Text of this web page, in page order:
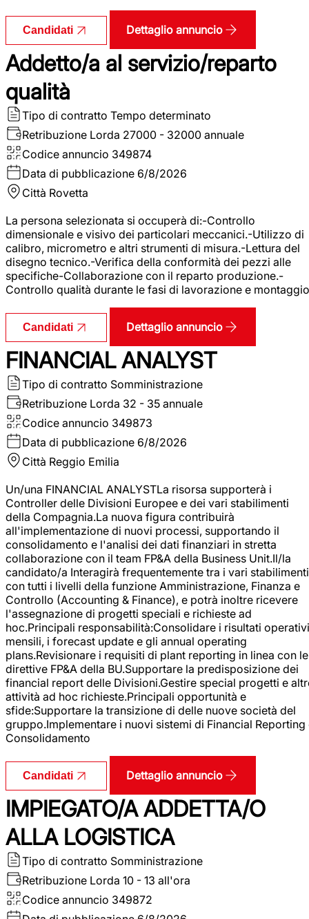
Candidati Dettaglio annuncio
Addetto/a al servizio/reparto
qualità
Tipo di contratto Tempo determinato
Retribuzione Lorda 27000 - 32000 annuale
Codice annuncio 349874
Data di pubblicazione 6/8/2026
Città Rovetta
La persona selezionata si occuperà di:-Controllo
dimensionale e visivo dei particolari meccanici.-Utilizzo di
calibro, micrometro e altri strumenti di misura.-Lettura del
disegno tecnico.-Verifica della conformità dei pezzi alle
specifiche-Collaborazione con il reparto produzione.-
Controllo qualità durante le fasi di lavorazione e
Candidati Dettaglio annuncio
FINANCIAL ANALYST
Tipo di contratto Somministrazione
Retribuzione Lorda 32 - 35 annuale
Codice annuncio 349873
Data di pubblicazione 6/8/2026
Città Reggio Emilia
Un/una FINANCIAL ANALYSTLa risorsa supporterà i
Controller delle Divisioni Europee e dei vari stabilimenti
della Compagnia.La nuova figura contribuirà
all'implementazione di nuovi processi, supportando il
consolidamento e l'analisi dei dati finanziari in stretta
collaborazione con il team FP&A della Business Unit.Il/la
candidato/a Interagirà frequentemente tra i vari stabilimenti
con tutti i livelli della funzione Amministrazione, Finanza e
Controllo (Accounting & Finance), e potrà inoltre ricevere
l'assegnazione di progetti speciali e richieste ad
hoc.Principali responsabilità:Consolidare i risultati operativi
mensili, i forecast update e gli annual operating
plans.Revisionare i requisiti di plant reporting in linea con le
direttive FP&A della BU.Supportare la predisposizione dei
financial report delle Divisioni.Gestire special progetti e
attività ad hoc richieste.Principali opportunità e
sfide:Supportare la transizione di delle nuove società del
gruppo.Implementare i nuovi sistemi di Financial Reporting
Consolidamento
Candidati Dettaglio annuncio
IMPIEGATO/A ADDETTA/O
ALLA LOGISTICA
Tipo di contratto Somministrazione
Retribuzione Lorda 10 - 13 all'ora
Codice annuncio 349872